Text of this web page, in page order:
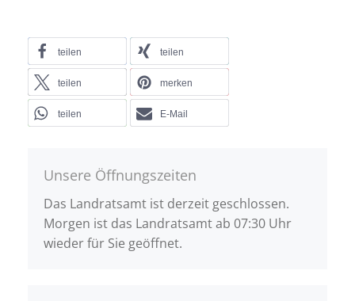
teilen teilen
teilen merken
teilen E-Mail
Unsere Öffnungszeiten
Das Landratsamt ist derzeit geschlossen.
Morgen ist das Landratsamt ab 07:30 Uhr
wieder für Sie geöffnet.